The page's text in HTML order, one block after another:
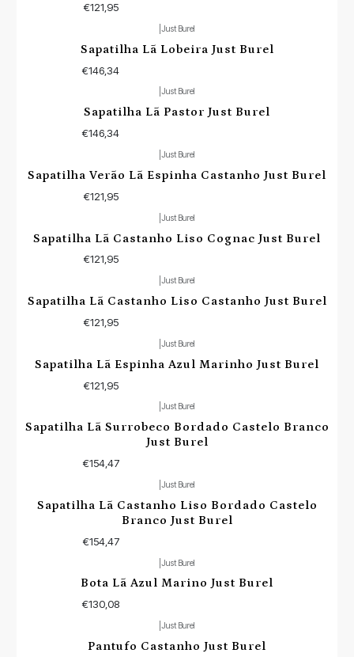
€121,95
Just Burel
Sapatilha Lã Lobeira Just Burel
€146,34
Just Burel
Sapatilha Lã Pastor Just Burel
€146,34
Just Burel
Sapatilha Verão Lã Espinha Castanho Just Burel
€121,95
Just Burel
Sapatilha Lã Castanho Liso Cognac Just Burel
€121,95
Just Burel
Sapatilha Lã Castanho Liso Castanho Just Burel
€121,95
Esgotado
Just Burel
Sapatilha Lã Espinha Azul Marinho Just Burel
€121,95
Just Burel
Sapatilha Lã Surrobeco Bordado Castelo Branco
Just Burel
€154,47
Just Burel
Sapatilha Lã Castanho Liso Bordado Castelo
Branco Just Burel
€154,47
Just Burel
Bota Lã Azul Marino Just Burel
€130,08
Just Burel
Pantufo Castanho Just Burel